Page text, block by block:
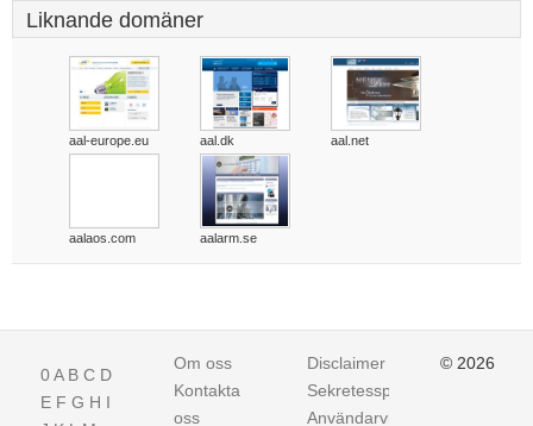
Liknande domäner
aal-europe.eu aal.dk aal.net
aalaos.com aalarm.se
0A B C D
E F G H I
Om oss
Kontakta
oss
Disclaimer
Sekretesspolicy
Användarvillkor
© 2026